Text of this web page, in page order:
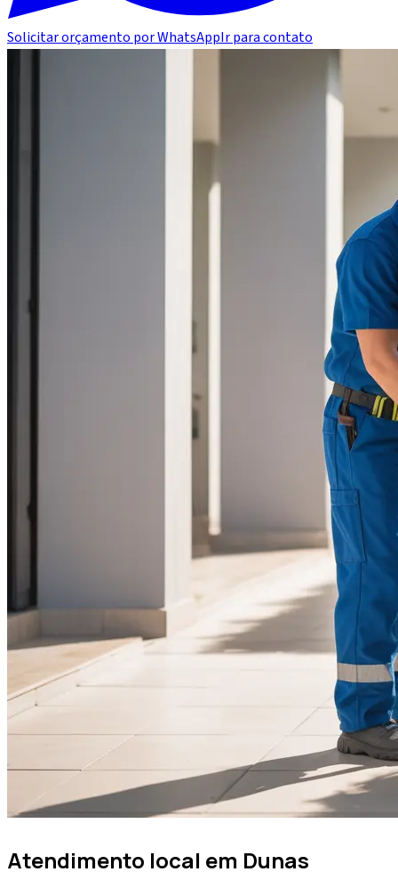
Solicitar orçamento por WhatsAppIr para contato
Atendimento local em Dunas